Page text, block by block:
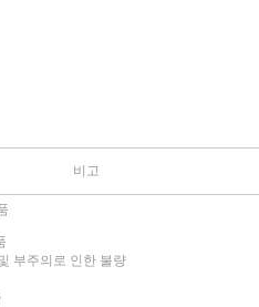
비고
부주의로 인한 불량